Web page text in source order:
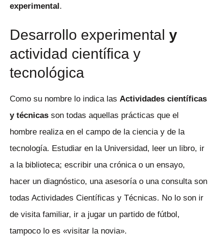
experimental.
Desarrollo experimental y
actividad científica y
tecnológica
Como su nombre lo indica las Actividades científicas
y técnicas son todas aquellas prácticas que el
hombre realiza en el campo de la ciencia y de la
tecnología. Estudiar en la Universidad, leer un libro, ir
a la biblioteca; escribir una crónica o un ensayo,
hacer un diagnóstico, una asesoría o una consulta son
todas Actividades Científicas y Técnicas. No lo son ir
de visita familiar, ir a jugar un partido de fútbol,
tampoco lo es «visitar la novia».